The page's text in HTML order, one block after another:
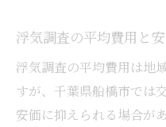
浮気調査依頼時
探偵選びで失
調査後のサポート
浮気調査の平均費用と
浮気調査の平均費用は地
すが、千葉県船橋市では
安価に抑えられる場合が